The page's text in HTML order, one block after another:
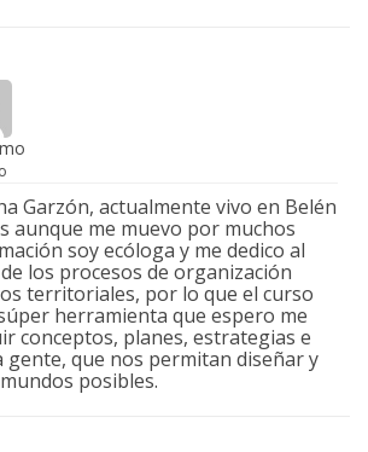
Garzón, actualmente vivo en Belén
aunque me muevo por muchos
soy ecóloga y me dedico al
los procesos de organización
territoriales, por lo que el curso
herramienta que espero me
conceptos, planes, estrategias e
gente, que nos permitan diseñar y
posibles.